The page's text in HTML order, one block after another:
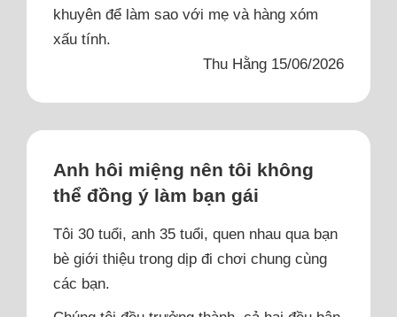
khuyên để làm sao với mẹ và hàng xóm
xấu tính.
Thu Hằng 15/06/2026
Anh hôi miệng nên tôi không
thể đồng ý làm bạn gái
Tôi 30 tuổi, anh 35 tuổi, quen nhau qua bạn
bè giới thiệu trong dịp đi chơi chung cùng
các bạn.